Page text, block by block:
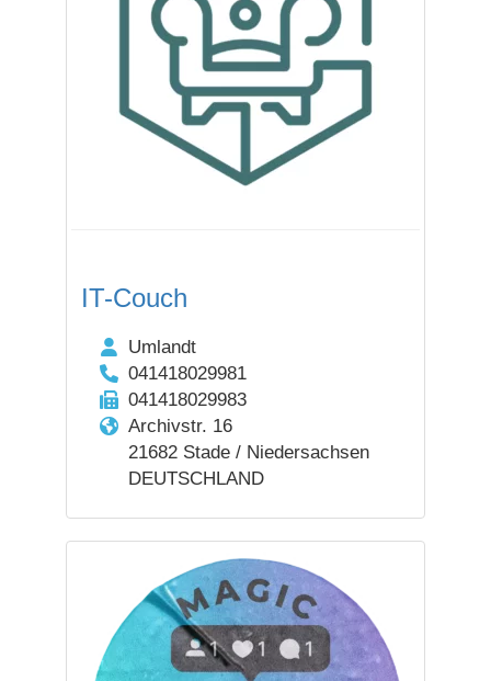
IT-Couch
Umlandt
041418029981
041418029983
Archivstr. 16
21682 Stade / Niedersachsen
DEUTSCHLAND